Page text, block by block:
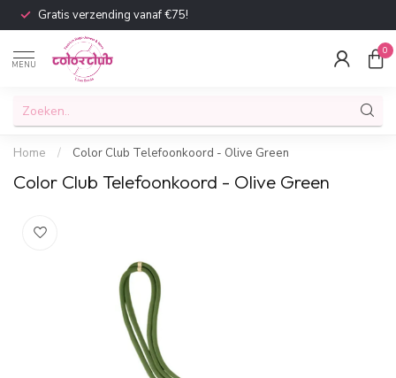
Gratis verzending vanaf €75!
MENU
0
Home / Color Club Telefoonkoord - Olive Green
Color Club Telefoonkoord - Olive Green